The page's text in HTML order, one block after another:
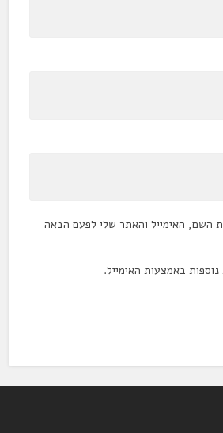
השם, האימייל והאתר שלי לפעם הבאה
נוספות באמצעות האימייל.